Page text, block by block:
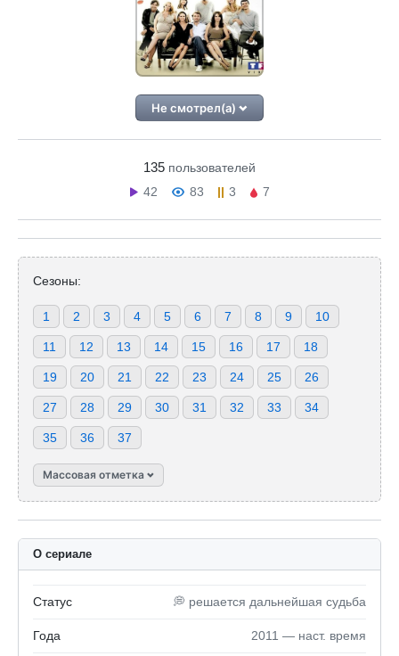
Не смотрел(а)
135 пользователей
42
83 3 7
Сезоны:
1 2 3 4 5 6 7 8 9 10
11 12 13 14 15 16 17 18
19 20 21 22 23 24 25 26
27 28 29 30 31 32 33 34
35 36 37
Массовая отметка
О сериале
Статус 💭 решается дальнейшая судьба
Года 2011 — наст. время